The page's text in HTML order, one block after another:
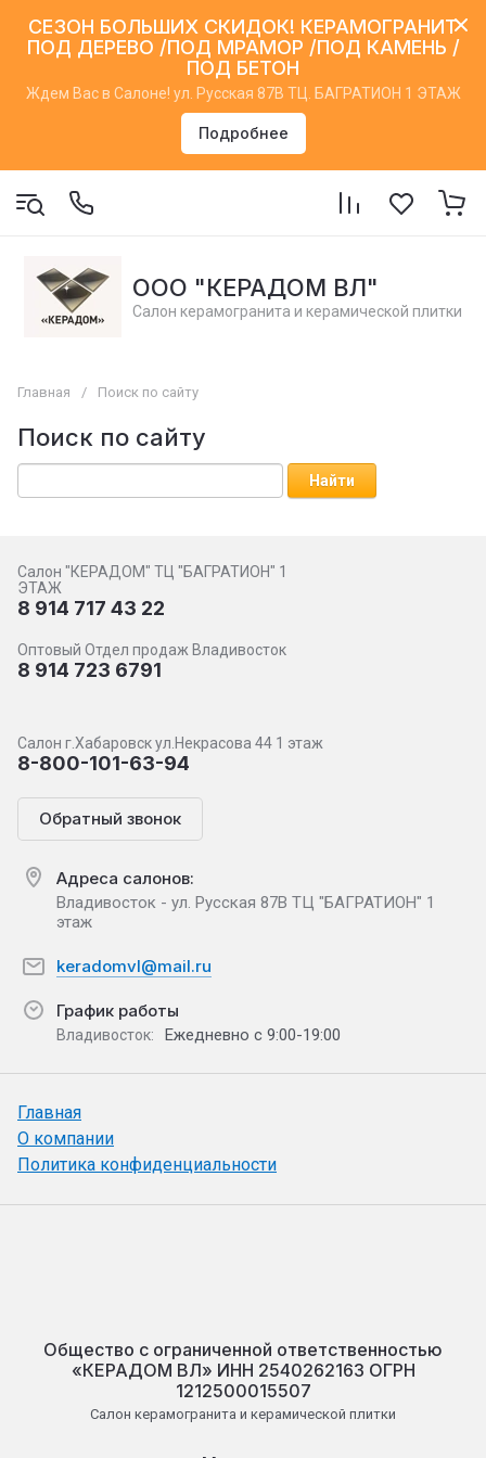
СЕЗОН БОЛЬШИХ СКИДОК! КЕРАМОГРАНИТ
ПОД ДЕРЕВО /ПОД МРАМОР /ПОД КАМЕНЬ /
ПОД БЕТОН
Ждем Вас в Салоне! ул. Русская 87В ТЦ. БАГРАТИОН 1 ЭТАЖ
Подробнее
ООО "КЕРАДОМ ВЛ"
Салон керамогранита и керамической плитки
Главная / Поиск по сайту
Поиск по сайту
Найти
Салон "КЕРАДОМ" ТЦ "БАГРАТИОН" 1
ЭТАЖ
8 914 717 43 22
Оптовый Отдел продаж Владивосток
8 914 723 6791
Салон г.Хабаровск ул.Некрасова 44 1 этаж
8-800-101-63-94
Обратный звонок
Адреса салонов:
Владивосток - ул. Русская 87В ТЦ "БАГРАТИОН" 1
этаж
keradomvl@mail.ru
График работы
Владивосток: Ежедневно с 9:00-19:00
Главная
О компании
Политика конфиденциальности
Общество с ограниченной ответственностью
«КЕРАДОМ ВЛ» ИНН 2540262163 ОГРН
1212500015507
Салон керамогранита и керамической плитки